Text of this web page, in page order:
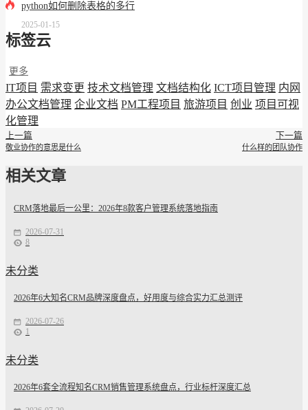
python如何删除表格的多行
2025-01-15
标签云
更多
IT项目 需求变更 技术文档管理 文档结构化 ICT项目管理 内网
办公文档管理 企业文档 PM工程项目 旅游项目 创业 项目可视
化管理
上一篇
敬业协作的意思是什么
下一篇
什么样的团队协作
相关文章
CRM落地最后一公里：2026年8款客户管理系统落地指南
2026-07-31
8
未分类
2026年6大知名CRM品牌深度盘点，好用度与综合实力汇总测评
2026-07-26
1
未分类
2026年6套全流程知名CRM销售管理系统盘点，行业标杆深度汇总